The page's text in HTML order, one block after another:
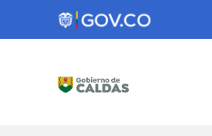
Gobernación